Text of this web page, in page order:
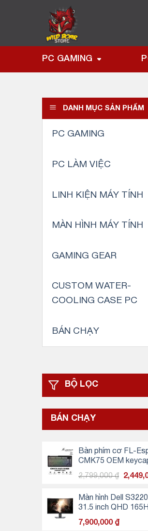
PC GAMING
DANH MỤC SẢN PHẨM
PC GAMING
PC LÀM VIỆC
LINH KIỆN MÁY TÍNH
MÀN HÌNH MÁY TÍNH
GAMING GEAR
CUSTOM WATER-
COOLING CASE PC
BÁN CHẠY
BỘ LỌC
BÁN CHẠY
Bàn phím cơ FL-
CMK75 OEM
Shade
2,799,000₫
Giá
là:
Màn hình Dell
31.5 inch QHD
Curved Gaming
7,900,000 ₫